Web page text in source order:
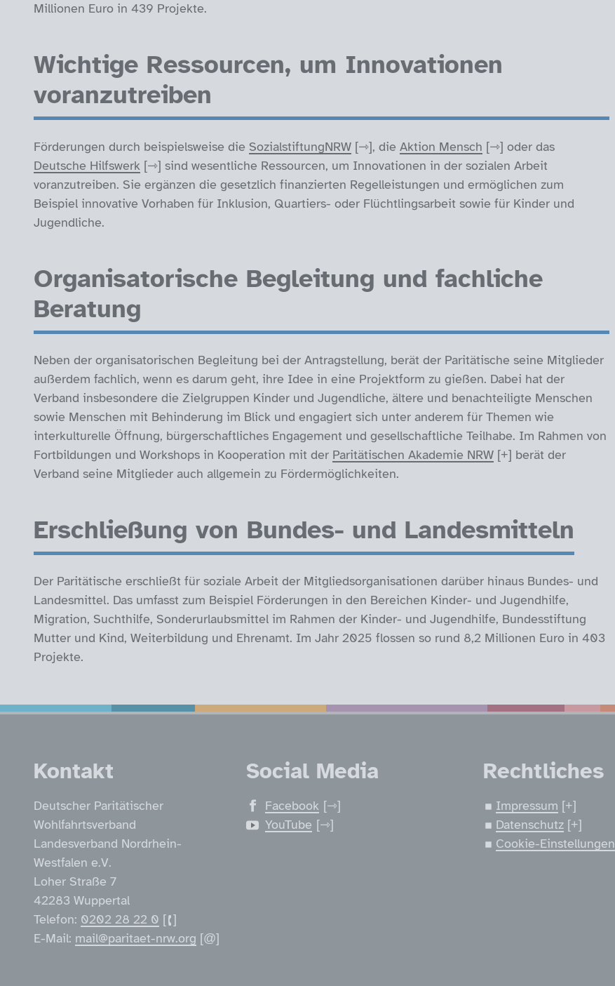
Millionen Euro in 439 Projekte.
Wichtige Ressourcen, um Innovationen
voranzutreiben
Förderungen durch beispielsweise die SozialstiftungNRW , dieAktion Mensch
oder das
Deutsche Hilfswerk
sind wesentliche Ressourcen, um Innovationen in der sozialen Arbeit
voranzutreiben. Sie ergänzen die gesetzlich finanzierten Regelleistungen und ermöglichen zum
Beispiel innovative Vorhaben für Inklusion, Quartiers- oder Flüchtlingsarbeit sowie für Kinder und
Jugendliche.
Organisatorische Begleitung und fachliche
Beratung
Neben der organisatorischen Begleitung bei der Antragstellung, berät der Paritätische seine Mitglieder
außerdem fachlich, wenn es darum geht, ihre Idee in eine Projektform zu gießen. Dabei hat der
Verband insbesondere die Zielgruppen Kinder und Jugendliche, ältere und benachteiligte Menschen
sowie Menschen mit Behinderung im Blick und engagiert sich unter anderem für Themen wie
interkulturelle Öffnung, bürgerschaftliches Engagement und gesellschaftliche Teilhabe. Im Rahmen von
Fortbildungen und Workshops in Kooperation mit der Paritätischen Akademie NRW
berät der
Verband seine Mitglieder auch allgemein zu Fördermöglichkeiten.
Erschließung von Bundes- und Landesmitteln
Der Paritätische erschließt für soziale Arbeit der Mitgliedsorganisationen darüber hinaus Bundes- und
Landesmittel. Das umfasst zum Beispiel Förderungen in den Bereichen Kinder- und Jugendhilfe,
Migration, Suchthilfe, Sonderurlaubsmittel im Rahmen der Kinder- und Jugendhilfe, Bundesstiftung
Mutter und Kind, Weiterbildung und Ehrenamt. Im Jahr 2025 flossen so rund 8,2 Millionen Euro in 403
Projekte.
Service Informationen
Kontakt
Deutscher Paritätischer
Wohlfahrtsverband
Landesverband Nordrhein-
Westfalen e.V.
Loher Straße 7
42283 Wuppertal
Telefon: 0202 28 22 0
E-Mail: mail@paritaet-nrw.org
Social Media
Facebook
YouTube
Rechtliches
Impressum
Datenschutz
Cookie-Einstellungen